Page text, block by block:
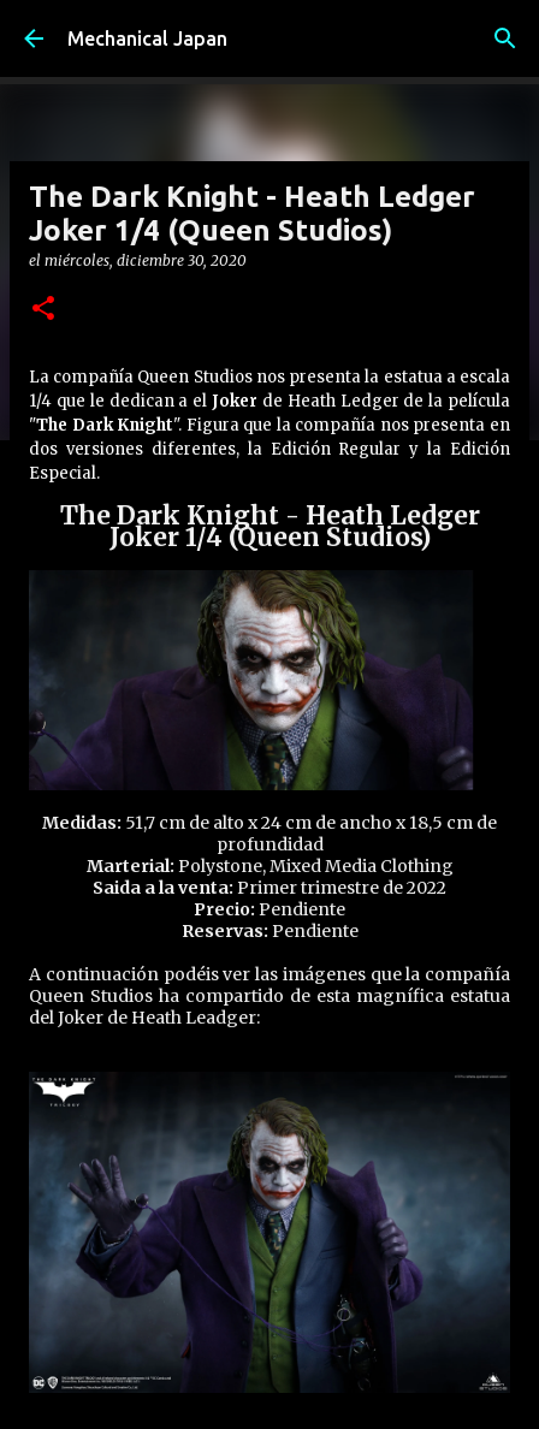
Ir al contenido principal
Mechanical Japan
The Dark Knight - Heath Ledger
Joker 1/4 (Queen Studios)
el miércoles, diciembre 30, 2020
La compañía Queen Studios nos presenta la estatua a escala
1/4 que le dedican a el Joker de Heath Ledger de la película
"The Dark Knight". Figura que la compañía nos presenta en
dos versiones diferentes, la Edición Regular y la Edición
Especial.
The Dark Knight - Heath Ledger
Joker 1/4 (Queen Studios)
Medidas: 51,7 cm de alto x 24 cm de ancho x 18,5 cm de
profundidad
Marterial: Polystone, Mixed Media Clothing
Saida a la venta: Primer trimestre de 2022
Precio: Pendiente
Reservas: Pendiente
A continuación podéis ver las imágenes que la compañía
Queen Studios ha compartido de esta magnífica estatua
del Joker de Heath Leadger: